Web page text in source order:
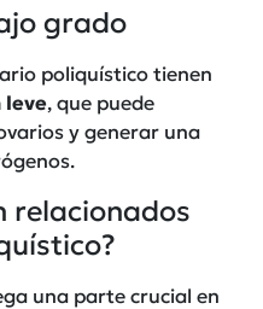
grado
poliquístico tienen
leve, que puede
y generar una
relacionados
una parte crucial en